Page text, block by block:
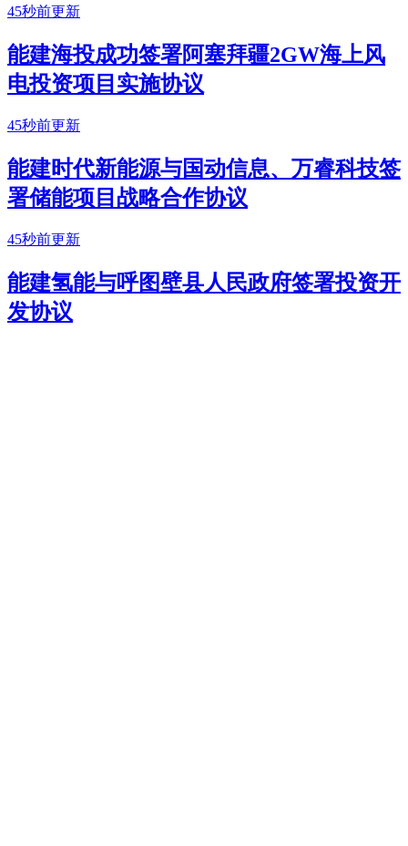
45秒前更新
能建海投成功签署阿塞拜疆2GW海上风
电投资项目实施协议
45秒前更新
能建时代新能源与国动信息、万睿科技签
署储能项目战略合作协议
45秒前更新
能建氢能与呼图壁县人民政府签署投资开
发协议